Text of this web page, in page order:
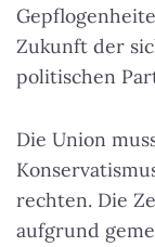
Zukunft der
politischen
Die Union
rechten. Die
aufgrund